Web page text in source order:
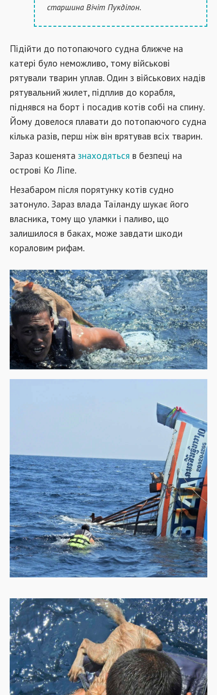
старшина Вічіт Пукділон.
Підійти до потопаючого судна ближче на
катері було неможливо, тому військові
рятували тварин уплав. Один з військових надів
рятувальний жилет, підплив до корабля,
піднявся на борт і посадив котів собі на спину.
Йому довелося плавати до потопаючого судна
кілька разів, перш ніж він врятував всіх тварин.
Зараз кошенята знаходяться в безпеці на
острові Ко Ліпе.
Незабаром після порятунку котів судно
затонуло. Зараз влада Таїланду шукає його
власника, тому що уламки і паливо, що
залишилося в баках, може завдати шкоди
кораловим рифам.